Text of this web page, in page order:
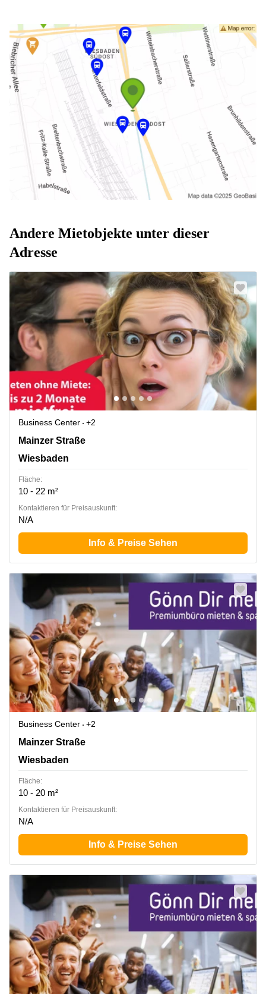
Andere Mietobjekte unter dieser
Adresse
Business Center
+2
Mainzer Straße 75, Wiesbaden
Mainzer Straße
Wiesbaden
Fläche:
10 - 22 m²
Kontaktieren für Preisauskunft:
N/A
Info & Preise Sehen
Business Center
+2
Mainzer Straße 75, Wiesbaden
Mainzer Straße
Wiesbaden
Fläche:
10 - 20 m²
Kontaktieren für Preisauskunft:
N/A
Info & Preise Sehen